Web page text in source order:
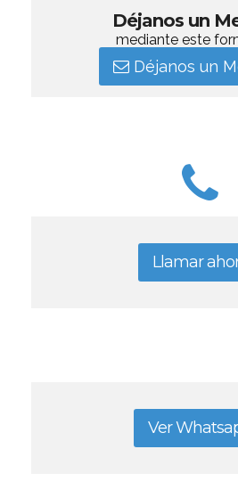
Déjanos un
mediante este
Déjanos un
Llamar
Ver